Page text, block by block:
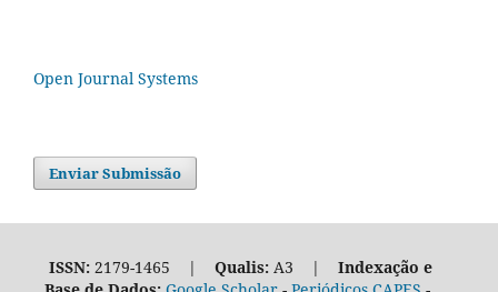
Open Journal Systems
Enviar Submissão
ISSN:2179-1465 | Qualis:A3 | Indexação e